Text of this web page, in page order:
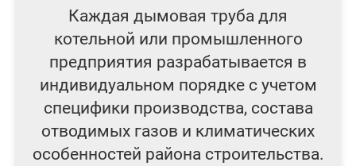
Каждая дымовая труба для
котельной или промышленного
предприятия разрабатывается в
индивидуальном порядке с учетом
специфики производства, состава
отводимых газов и климатических
особенностей района строительства.